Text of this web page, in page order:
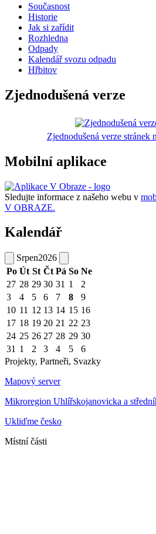
Současnost
Historie
Jak si zařídit
Rozhledna
Odpady
Kalendář svozu odpadu
Hřbitov
Zjednodušená verze
Zjednodušená verze stránek
Mobilní aplikace
Sledujte informace z našeho webu v
V OBRAZE.
Kalendář
Srpen2026
Po Út St Čt Pá So Ne
27 28 29 30 31 1
2
3
4 5 6 7 8
9
10 11 12 13 14 15 16
17 18 19 20 21 22 23
24 25 26 27 28 29 30
31 1 2 3 4 5
6
Projekty, Partneři, Svazky
Mapový server
Mikroregion Uhlířskojanovicka a
Ukliďme česko
Místní části